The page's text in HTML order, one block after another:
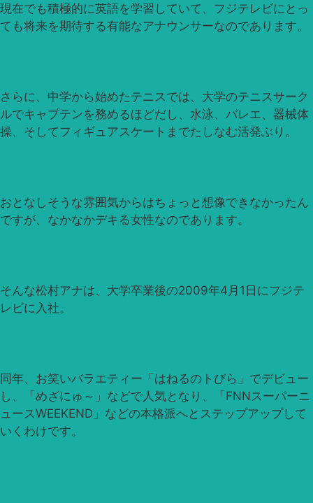
現在でも積極的に英語を学習していて、フジテレビにとっ
ても将来を期待する有能なアナウンサーなのであります。
さらに、中学から始めたテニスでは、大学のテニスサーク
ルでキャプテンを務めるほどだし、水泳、バレエ、器械体
操、そしてフィギュアスケートまでたしなむ活発ぶり。
おとなしそうな雰囲気からはちょっと想像できなかったん
ですが、なかなかデキる女性なのであります。
そんな松村アナは、大学卒業後の2009年4月1日にフジテ
レビに入社。
同年、お笑いバラエティー「はねるのトびら」でデビュー
し、「めざにゅ～」などで人気となり、「FNNスーパーニ
ュースWEEKEND」などの本格派へとステップアップして
いくわけです。